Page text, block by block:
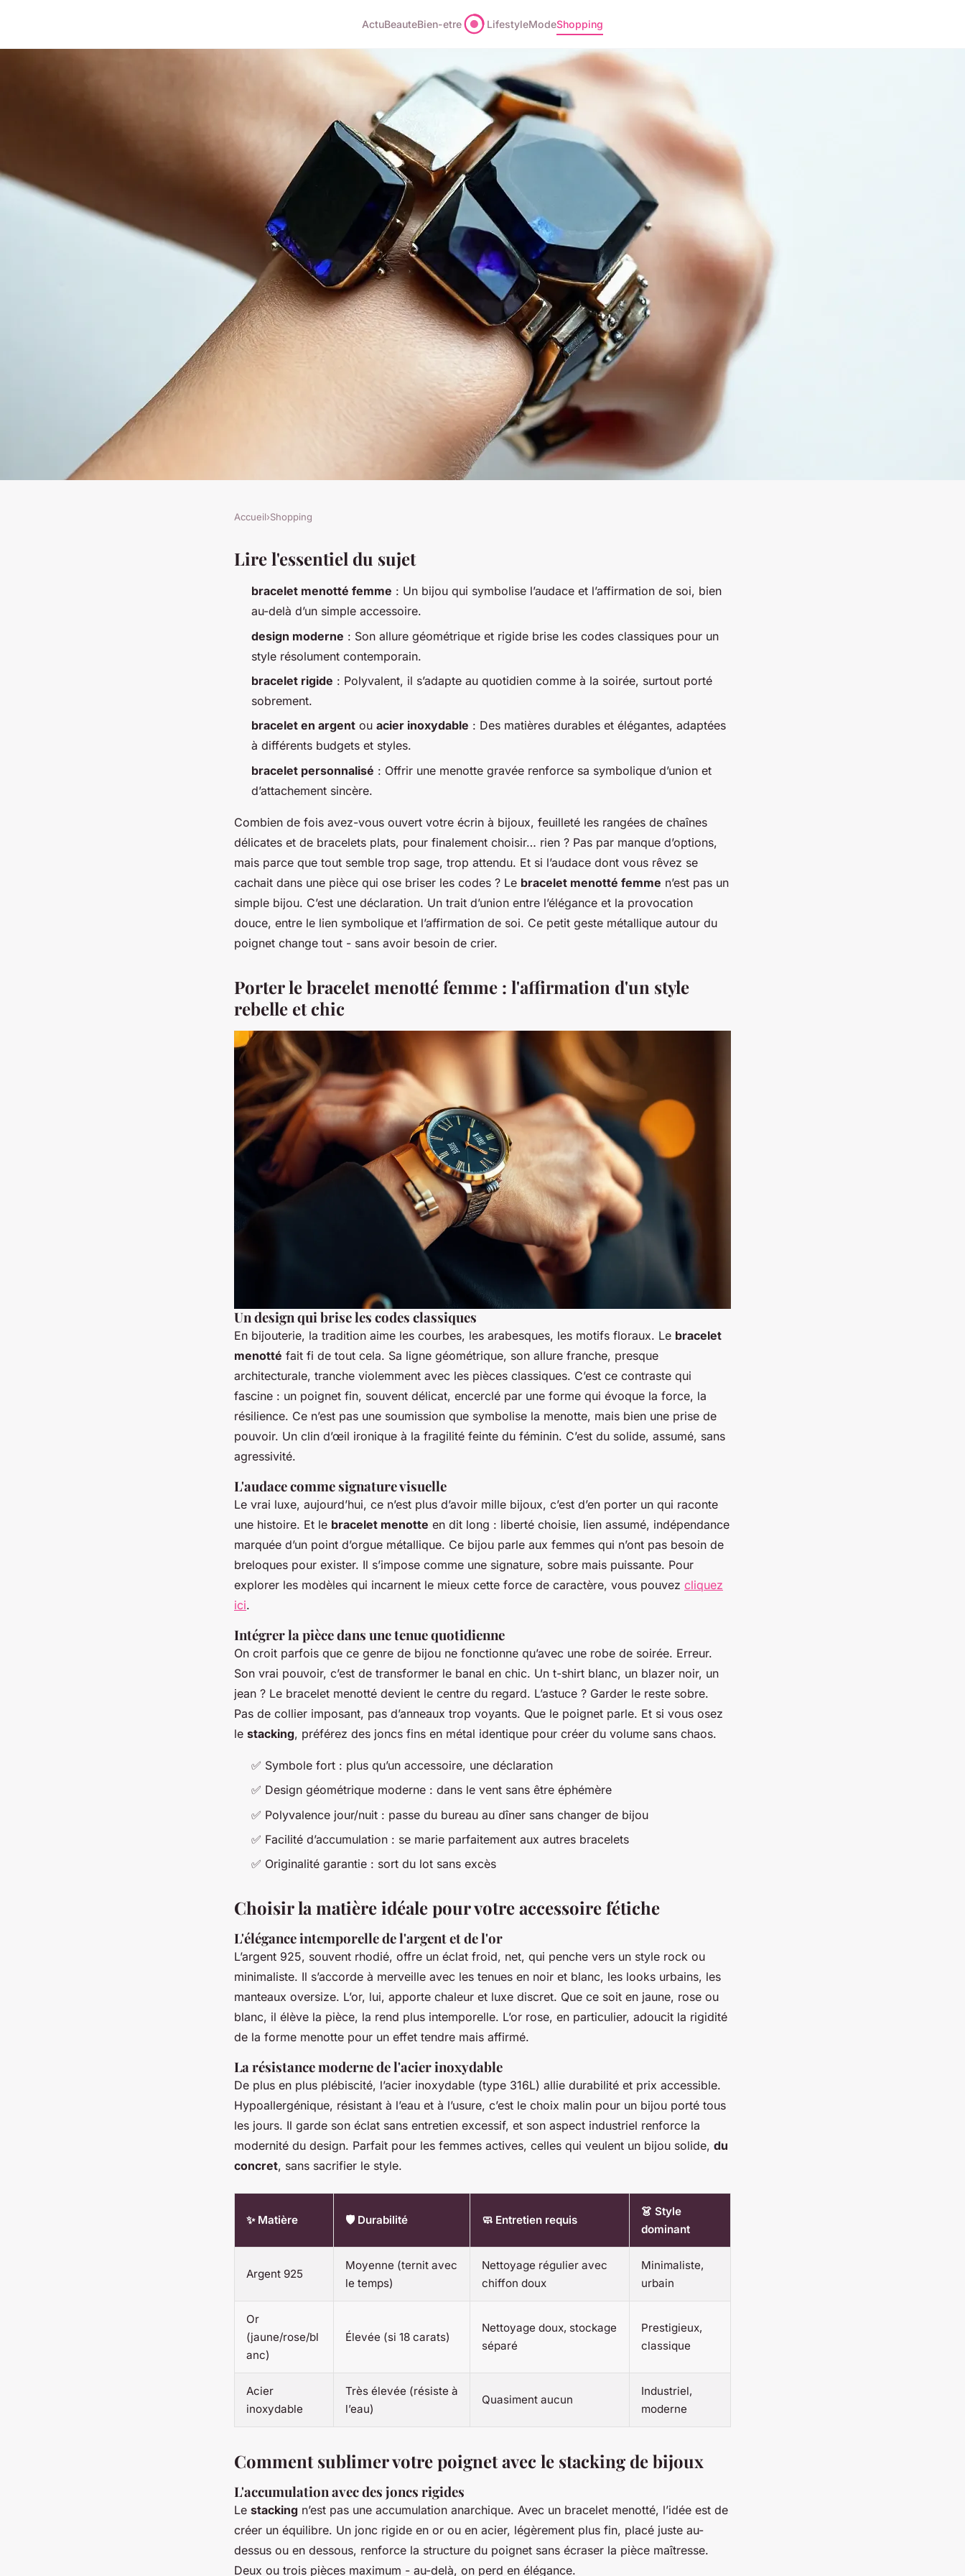
ActuBeauteBien-etre LifestyleModeShopping
Découvrez les atouts d'un bracelet
menotté femme audacieux
9 min de lecture
Accueil›Shopping
Lire l'essentiel du sujet
bracelet menotté femme : Un bijou qui symbolise l’audace et l’affirmation de soi, bien
au-delà d’un simple accessoire.
design moderne : Son allure géométrique et rigide brise les codes classiques pour un
style résolument contemporain.
bracelet rigide : Polyvalent, il s’adapte au quotidien comme à la soirée, surtout porté
sobrement.
bracelet en argent ou acier inoxydable : Des matières durables et élégantes, adaptées
à différents budgets et styles.
bracelet personnalisé : Offrir une menotte gravée renforce sa symbolique d’union et
d’attachement sincère.
Combien de fois avez-vous ouvert votre écrin à bijoux, feuilleté les rangées de chaînes
délicates et de bracelets plats, pour finalement choisir… rien ? Pas par manque d’options,
mais parce que tout semble trop sage, trop attendu. Et si l’audace dont vous rêvez se
cachait dans une pièce qui ose briser les codes ? Le bracelet menotté femme n’est pas un
simple bijou. C’est une déclaration. Un trait d’union entre l’élégance et la provocation
douce, entre le lien symbolique et l’affirmation de soi. Ce petit geste métallique autour du
poignet change tout - sans avoir besoin de crier.
Porter le bracelet menotté femme : l'affirmation d'un style
rebelle et chic
Un design qui brise les codes classiques
En bijouterie, la tradition aime les courbes, les arabesques, les motifs floraux. Le bracelet
menotté fait fi de tout cela. Sa ligne géométrique, son allure franche, presque
architecturale, tranche violemment avec les pièces classiques. C’est ce contraste qui
fascine : un poignet fin, souvent délicat, encerclé par une forme qui évoque la force, la
résilience. Ce n’est pas une soumission que symbolise la menotte, mais bien une prise de
pouvoir. Un clin d’œil ironique à la fragilité feinte du féminin. C’est du solide, assumé, sans
agressivité.
L'audace comme signature visuelle
Le vrai luxe, aujourd’hui, ce n’est plus d’avoir mille bijoux, c’est d’en porter un qui raconte
une histoire. Et le bracelet menotte en dit long : liberté choisie, lien assumé, indépendance
marquée d’un point d’orgue métallique. Ce bijou parle aux femmes qui n’ont pas besoin de
breloques pour exister. Il s’impose comme une signature, sobre mais puissante. Pour
explorer les modèles qui incarnent le mieux cette force de caractère, vous pouvez cliquez
ici.
Intégrer la pièce dans une tenue quotidienne
On croit parfois que ce genre de bijou ne fonctionne qu’avec une robe de soirée. Erreur.
Son vrai pouvoir, c’est de transformer le banal en chic. Un t-shirt blanc, un blazer noir, un
jean ? Le bracelet menotté devient le centre du regard. L’astuce ? Garder le reste sobre.
Pas de collier imposant, pas d’anneaux trop voyants. Que le poignet parle. Et si vous osez
le stacking, préférez des joncs fins en métal identique pour créer du volume sans chaos.
✅ Symbole fort : plus qu’un accessoire, une déclaration
✅ Design géométrique moderne : dans le vent sans être éphémère
✅ Polyvalence jour/nuit : passe du bureau au dîner sans changer de bijou
✅ Facilité d’accumulation : se marie parfaitement aux autres bracelets
✅ Originalité garantie : sort du lot sans excès
Choisir la matière idéale pour votre accessoire fétiche
L'élégance intemporelle de l'argent et de l'or
L’argent 925, souvent rhodié, offre un éclat froid, net, qui penche vers un style rock ou
minimaliste. Il s’accorde à merveille avec les tenues en noir et blanc, les looks urbains, les
manteaux oversize. L’or, lui, apporte chaleur et luxe discret. Que ce soit en jaune, rose ou
blanc, il élève la pièce, la rend plus intemporelle. L’or rose, en particulier, adoucit la rigidité
de la forme menotte pour un effet tendre mais affirmé.
La résistance moderne de l'acier inoxydable
De plus en plus plébiscité, l’acier inoxydable (type 316L) allie durabilité et prix accessible.
Hypoallergénique, résistant à l’eau et à l’usure, c’est le choix malin pour un bijou porté tous
les jours. Il garde son éclat sans entretien excessif, et son aspect industriel renforce la
modernité du design. Parfait pour les femmes actives, celles qui veulent un bijou solide, du
concret, sans sacrifier le style.
✨ Matière 🛡️ Durabilité 🧼 Entretien requis
👗 Style
dominant
Argent 925
Moyenne (ternit avec
le temps)
Nettoyage régulier avec
chiffon doux
Minimaliste,
urbain
Or
(jaune/rose/bl
anc)
Élevée (si 18 carats)
Nettoyage doux, stockage
séparé
Prestigieux,
classique
Acier
inoxydable
Très élevée (résiste à
l’eau)
Quasiment aucun
Industriel,
moderne
Comment sublimer votre poignet avec le stacking de bijoux
L'accumulation avec des joncs rigides
Le stacking n’est pas une accumulation anarchique. Avec un bracelet menotté, l’idée est de
créer un équilibre. Un jonc rigide en or ou en acier, légèrement plus fin, placé juste au-
dessus ou en dessous, renforce la structure du poignet sans écraser la pièce maîtresse.
Deux ou trois pièces maximum - au-delà, on perd en élégance.